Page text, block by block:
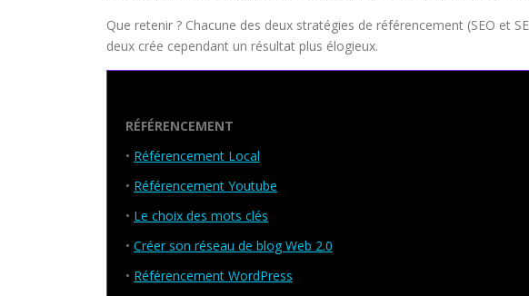
Que retenir ? Chacune des deux stratégies de référencement (SEO et
deux crée cependant un résultat plus élogieux.
RÉFÉRENCEMENT
• Référencement Local
• Référencement Youtube
• Le choix des mots clés
• Créer son réseau de blog Web 2.0
• Référencement WordPress